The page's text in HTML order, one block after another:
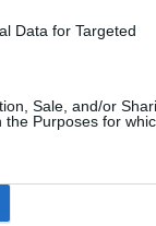
Data for Targeted
Sale, and/or
Purposes for
vagy duplázás